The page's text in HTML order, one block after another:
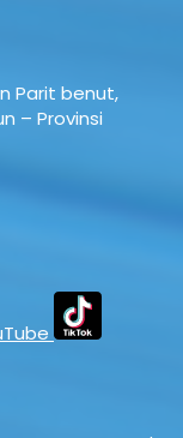
Parit benut,
– Provinsi